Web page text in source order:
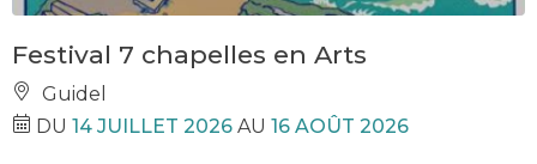
Festival 7 chapelles en Arts
Guidel
DU 14 JUILLET 2026 AU 16 AOÛT 2026